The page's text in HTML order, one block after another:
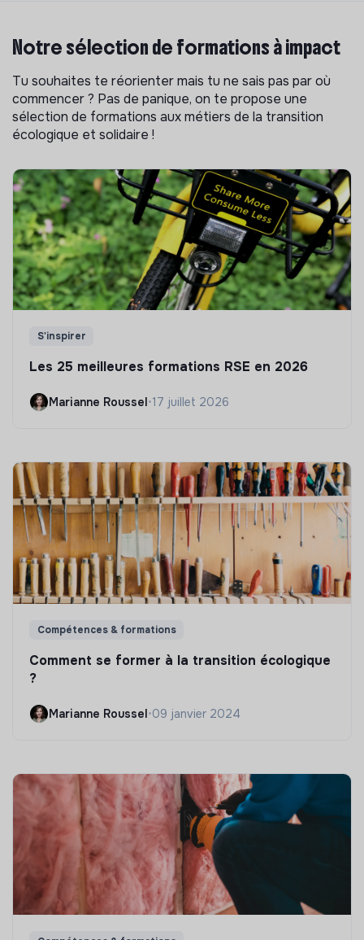
Notre sélection de formations à impact
Tu souhaites te réorienter mais tu ne sais pas par où
commencer ? Pas de panique, on te propose une
sélection de formations aux métiers de la transition
écologique et solidaire !
S'inspirer
Les 25 meilleures formations RSE en 2026
Marianne Roussel•17 juillet 2026
Compétences & formations
Comment se former à la transition écologique
?
Marianne Roussel•09 janvier 2024